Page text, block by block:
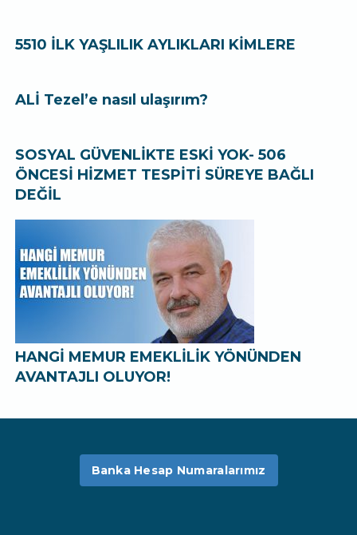
5510 İLK YAŞLILIK AYLIKLARI KİMLERE
ALİ Tezel’e nasıl ulaşırım?
SOSYAL GÜVENLİKTE ESKİ YOK- 506
ÖNCESİ HİZMET TESPİTİ SÜREYE BAĞLI
DEĞİL
HANGİ MEMUR EMEKLİLİK YÖNÜNDEN
AVANTAJLI OLUYOR!
Banka Hesap Numaralarımız